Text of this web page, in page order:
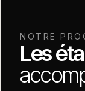
NOTRE
Les